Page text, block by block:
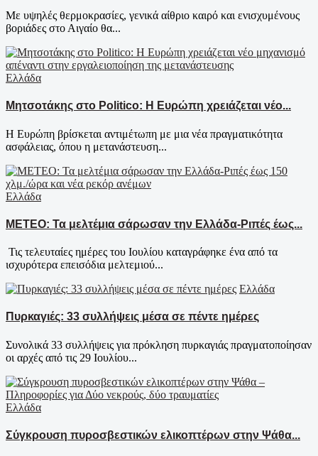
Με υψηλές θερμοκρασίες, γενικά αίθριο καιρό και ενισχυμένους
βοριάδες στο Αιγαίο θα...
Ελλάδα
Μητσοτάκης στο Politico: Η Ευρώπη χρειάζεται νέο...
Η Ευρώπη βρίσκεται αντιμέτωπη με μια νέα πραγματικότητα
ασφάλειας, όπου η μετανάστευση...
Ελλάδα
ΜΕΤΕΟ: Τα μελτέμια σάρωσαν την Ελλάδα-Ριπές έως...
Τις τελευταίες ημέρες του Ιουλίου καταγράφηκε ένα από τα
ισχυρότερα επεισόδια μελτεμιού...
Ελλάδα
Πυρκαγιές: 33 συλλήψεις μέσα σε πέντε ημέρες
Συνολικά 33 συλλήψεις για πρόκληση πυρκαγιάς πραγματοποίησαν
οι αρχές από τις 29 Ιουλίου...
Ελλάδα
Σύγκρουση πυροσβεστικών ελικοπτέρων στην Ψάθα...